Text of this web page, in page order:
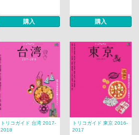
購入 購入
トリコガイド 台湾 2017-
2018
トリコガイド 東京 2016-
2017